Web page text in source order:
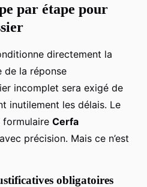
par étape pour
directement la
de la réponse
incomplet sera exigé de
inutilement les délais. Le
formulaire Cerfa
précision. Mais ce n’est
obligatoires